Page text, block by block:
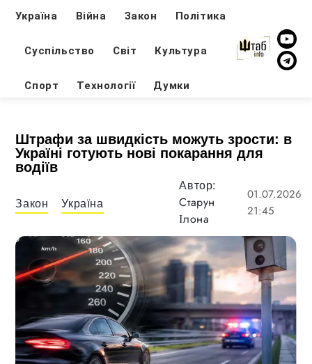
Україна Війна Закон Політика
Суспільство Світ Культура
Спорт Технології Думки
Штрафи за швидкість можуть зрости: в
Україні готують нові покарання для
водіїв
Закон Україна
Автор:
Старун
Ілона
01.07.2026
21:45